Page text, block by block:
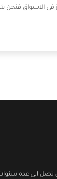
فى الاسواق فنحن
خدمة الصيانة التى
تصل الى عدة